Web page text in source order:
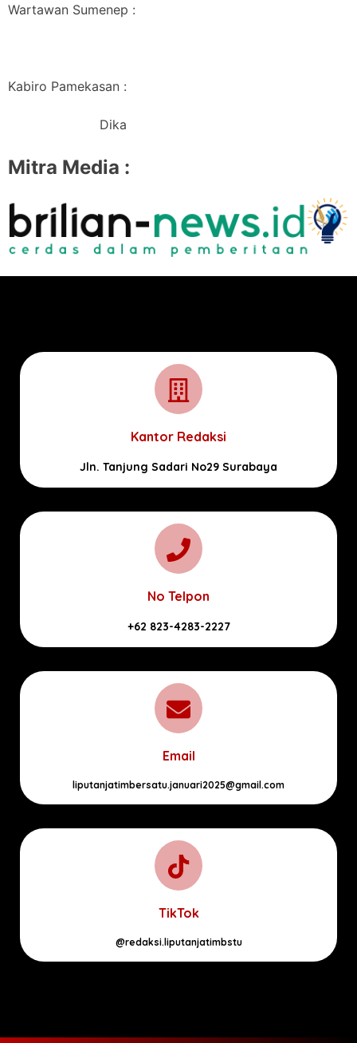
Wartawan Sumenep :
Kabiro Pamekasan :
Dika
Mitra Media :
Kantor Redaksi
Jln. Tanjung Sadari No29 Surabaya
No Telpon
+62 823-4283-2227
Email
liputanjatimbersatu.januari2025@gmail.com
TikTok
@redaksi.liputanjatimbstu